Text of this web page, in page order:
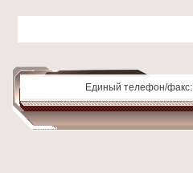
Единый телефон/факс: